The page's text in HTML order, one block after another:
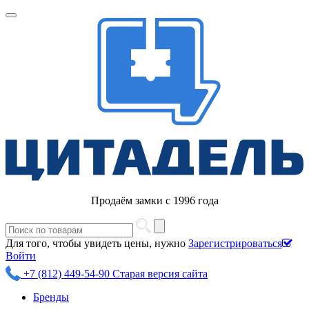
Продаём замки с 1996 года
Для того, чтобы увидеть цены, нужно Зарегистрироваться
Войти
+7 (812) 449-54-90 Старая версия сайта
Бренды